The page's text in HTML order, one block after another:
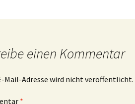
einen Kommentar
Mail-Adresse wird nicht veröffentlicht.
*